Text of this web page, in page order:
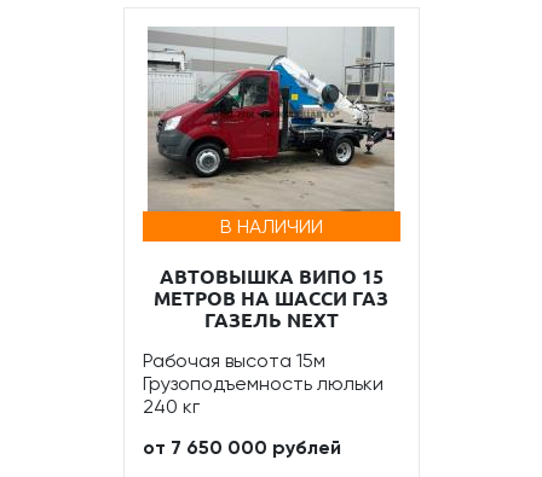
В НАЛИЧИИ
АВТОВЫШКА ВИПО 15
МЕТРОВ НА ШАССИ ГАЗ
ГАЗЕЛЬ NEXT
Рабочая высота 15м
Грузоподъемность люльки
240 кг
от 7 650 000 рублей